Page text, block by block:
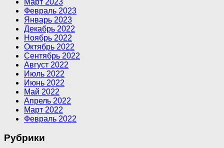
Февраль 2023
Январь 2023
Декабрь 2022
Ноябрь 2022
Октябрь 2022
Сентябрь 2022
Август 2022
Июль 2022
Июнь 2022
Май 2022
Апрель 2022
Март 2022
Февраль 2022
Рубрики